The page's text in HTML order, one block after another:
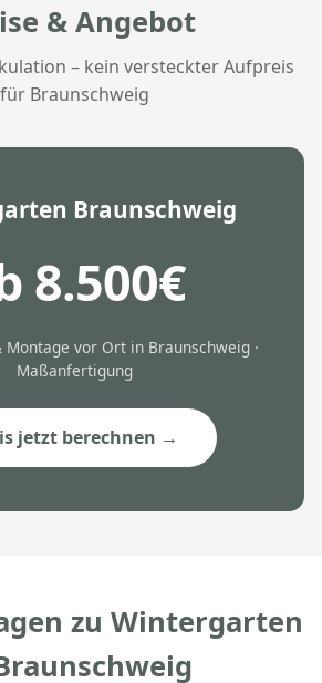
& Angebot
– kein versteckter Aufpreis
für Braunschweig
Braunschweig
8.500€
vor Ort in Braunschweig ·
Maßanfertigung
jetzt berechnen →
zu Wintergarten